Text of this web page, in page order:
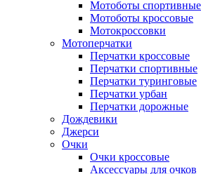
Мотоботы спортивные
Мотоботы кроссовые
Мотокроссовки
Мотоперчатки
Перчатки кроссовые
Перчатки спортивные
Перчатки туринговые
Перчатки урбан
Перчатки дорожные
Дождевики
Джерси
Очки
Очки кроссовые
Аксессуары для очков